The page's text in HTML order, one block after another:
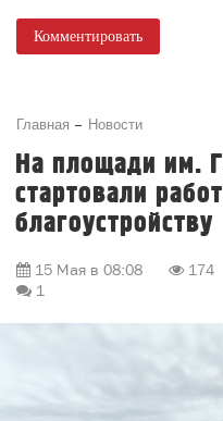
Комментировать
Главная Новости
На площади им.
стартовали
благоустройству
15 Мая в 08:08 174
1